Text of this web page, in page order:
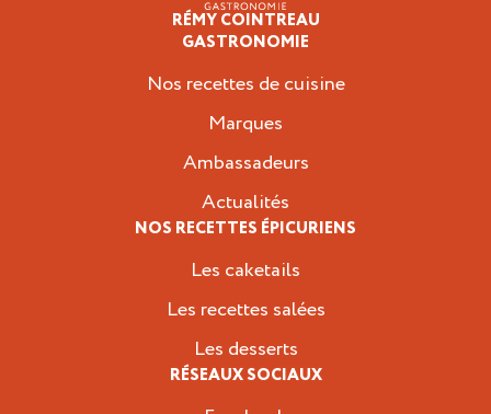
RÉMY COINTREAU
GASTRONOMIE
Nos recettes de cuisine
Marques
Ambassadeurs
Actualités
NOS RECETTES ÉPICURIENS
Les caketails
Les recettes salées
Les desserts
RÉSEAUX SOCIAUX